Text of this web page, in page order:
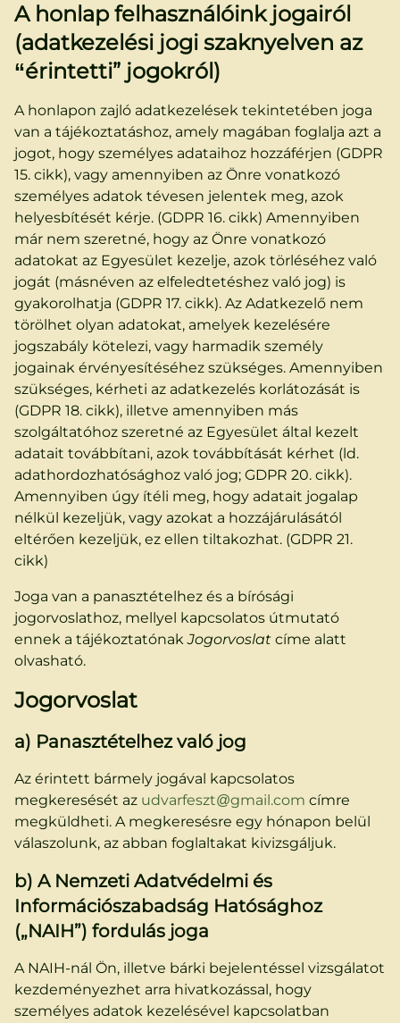
A honlap felhasználóink jogairól
(adatkezelési jogi szaknyelven az
“érintetti” jogokról)
A honlapon zajló adatkezelések tekintetében joga
van a tájékoztatáshoz, amely magában foglalja azt a
jogot, hogy személyes adataihoz hozzáférjen (GDPR
15. cikk), vagy amennyiben az Önre vonatkozó
személyes adatok tévesen jelentek meg, azok
helyesbítését kérje. (GDPR 16. cikk) Amennyiben
már nem szeretné, hogy az Önre vonatkozó
adatokat az Egyesület kezelje, azok törléséhez való
jogát (másnéven az elfeledtetéshez való jog) is
gyakorolhatja (GDPR 17. cikk). Az Adatkezelő nem
törölhet olyan adatokat, amelyek kezelésére
jogszabály kötelezi, vagy harmadik személy
jogainak érvényesítéséhez szükséges. Amennyiben
szükséges, kérheti az adatkezelés korlátozását is
(GDPR 18. cikk), illetve amennyiben más
szolgáltatóhoz szeretné az Egyesület által kezelt
adatait továbbítani, azok továbbítását kérhet (ld.
adathordozhatósághoz való jog; GDPR 20. cikk).
Amennyiben úgy ítéli meg, hogy adatait jogalap
nélkül kezeljük, vagy azokat a hozzájárulásától
eltérően kezeljük, ez ellen tiltakozhat. (GDPR 21.
cikk)
Joga van a panasztételhez és a bírósági
jogorvoslathoz, mellyel kapcsolatos útmutató
ennek a tájékoztatónakJogorvoslat címe alatt
olvasható.
Jogorvoslat
a) Panasztételhez való jog
Az érintett bármely jogával kapcsolatos
megkeresését az udvarfeszt@gmail.com címre
megküldheti. A megkeresésre egy hónapon belül
válaszolunk, az abban foglaltakat kivizsgáljuk.
b) A Nemzeti Adatvédelmi és
Információszabadság Hatósághoz
(„NAIH”) fordulás joga
A NAIH-nál Ön, illetve bárki bejelentéssel vizsgálatot
kezdeményezhet arra hivatkozással, hogy
személyes adatok kezelésével kapcsolatban